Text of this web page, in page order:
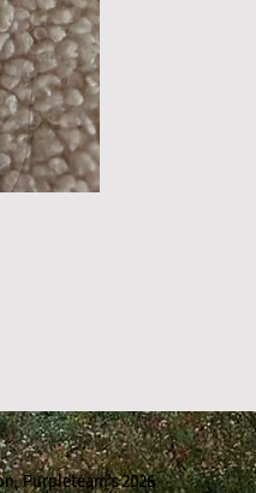
Purpleteam's 2026